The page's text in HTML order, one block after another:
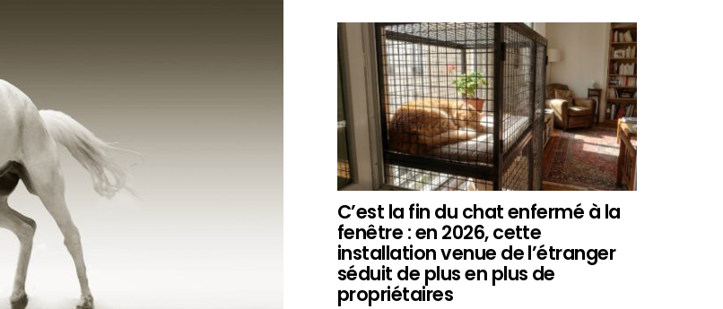
C’est la fin du chat enfermé à la
fenêtre : en 2026, cette
installation venue de l’étranger
séduit de plus en plus de
propriétaires